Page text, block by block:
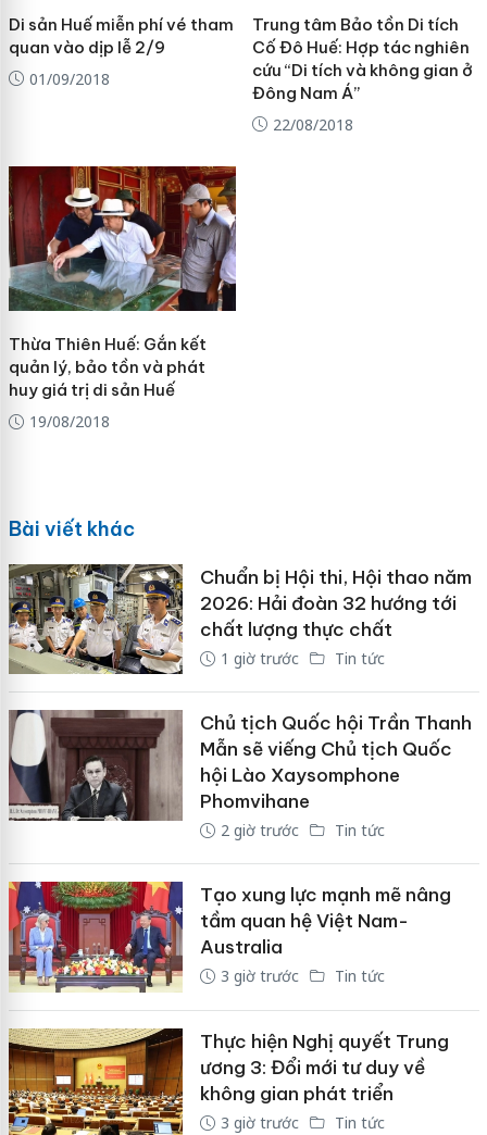
Di sản Huế miễn phí vé tham
quan vào dịp lễ 2/9
01/09/2018
Trung tâm Bảo tồn Di tích
Cố Đô Huế: Hợp tác nghiên
cứu “Di tích và không gian ở
Đông Nam Á”
22/08/2018
Thừa Thiên Huế: Gắn kết
quản lý, bảo tồn và phát
huy giá trị di sản Huế
19/08/2018
Bài viết khác
Chuẩn bị Hội thi, Hội thao năm
2026: Hải đoàn 32 hướng tới
chất lượng thực chất
1 giờ trước Tin tức
Chủ tịch Quốc hội Trần Thanh
Mẫn sẽ viếng Chủ tịch Quốc
hội Lào Xaysomphone
Phomvihane
2 giờ trước Tin tức
Tạo xung lực mạnh mẽ nâng
tầm quan hệ Việt Nam-
Australia
3 giờ trước Tin tức
Thực hiện Nghị quyết Trung
ương 3: Đổi mới tư duy về
không gian phát triển
3 giờ trước Tin tức